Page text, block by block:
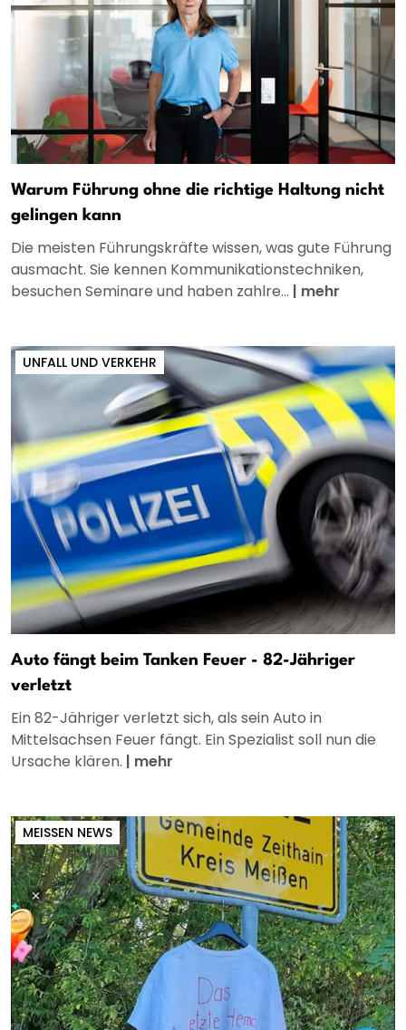
Warum Führung ohne die richtige Haltung nicht
gelingen kann
Die meisten Führungskräfte wissen, was gute Führung
ausmacht. Sie kennen Kommunikationstechniken,
besuchen Seminare und haben zahlre... | mehr
UNFALL UND VERKEHR
Auto fängt beim Tanken Feuer - 82-Jähriger
verletzt
Ein 82-Jähriger verletzt sich, als sein Auto in
Mittelsachsen Feuer fängt. Ein Spezialist soll nun die
Ursache klären. | mehr
MEISSEN NEWS